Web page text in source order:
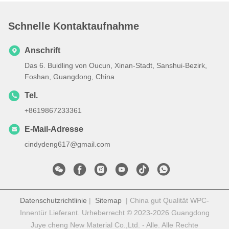
Schnelle Kontaktaufnahme
Anschrift
Das 6. Buidling von Oucun, Xinan-Stadt, Sanshui-Bezirk,
Foshan, Guangdong, China
Tel.
+8619867233361
E-Mail-Adresse
cindydeng617@gmail.com
Datenschutzrichtlinie | Sitemap | China gut Qualität WPC-
Innentür Lieferant. Urheberrecht © 2023-2026 Guangdong
Juye cheng New Material Co.,Ltd. - Alle. Alle Rechte